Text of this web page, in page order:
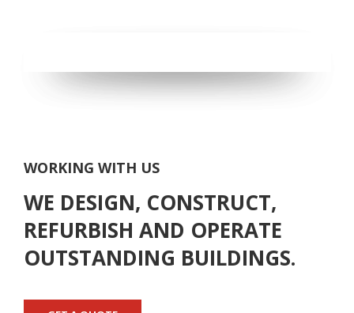
WORKING WITH US
WE DESIGN, CONSTRUCT,
REFURBISH AND OPERATE
OUTSTANDING BUILDINGS.